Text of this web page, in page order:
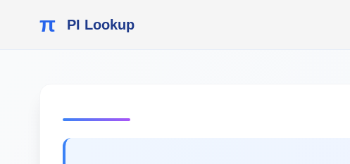
π PI Lookup